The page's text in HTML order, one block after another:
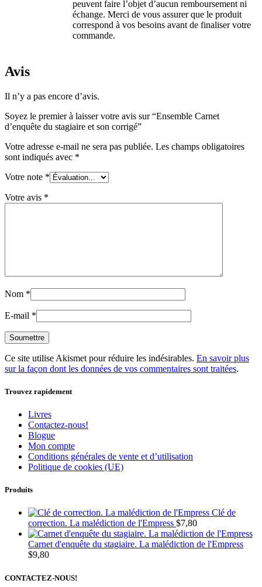
peuvent faire l’objet d’aucun remboursement ni
échange. Merci de vous assurer que le produit
correspond à vos besoins avant de finaliser votre
commande.
Avis
Il n’y a pas encore d’avis.
Soyez le premier à laisser votre avis sur “Ensemble Carnet
d’enquête du stagiaire et son corrigé”
Votre adresse e-mail ne sera pas publiée. Les champs obligatoires
sont indiqués avec *
Votre note *
Votre avis *
Nom *
E-mail *
Ce site utilise Akismet pour réduire les indésirables. En savoir plus
sur la façon dont les données de vos commentaires sont traitées.
Trouvez rapidement
Livres
Contactez-nous!
Blogue
Mon compte
Conditions générales de vente et d’utilisation
Politique de cookies (UE)
Produits
Clé de
correction. La malédiction de l'Empress $7,80
Carnet d'enquête du stagiaire. La malédiction de l'Empress
$9,80
CONTACTEZ-NOUS!